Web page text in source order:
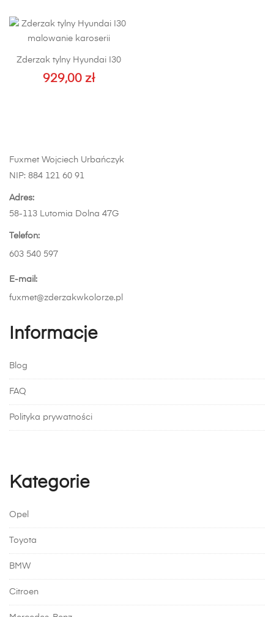
ma
wiele
Opcje
można
Zderzak tylny Hyundai I30
929,00 zł
Fuxmet Wojciech Urbańczyk
NIP: 884 121 60 91
Adres:
58-113 Lutomia Dolna 47G
Telefon:
603 540 597
E-mail:
fuxmet@zderzakwkolorze.pl
Informacje
Blog
FAQ
Polityka prywatności
Kategorie
Opel
Toyota
BMW
Citroen